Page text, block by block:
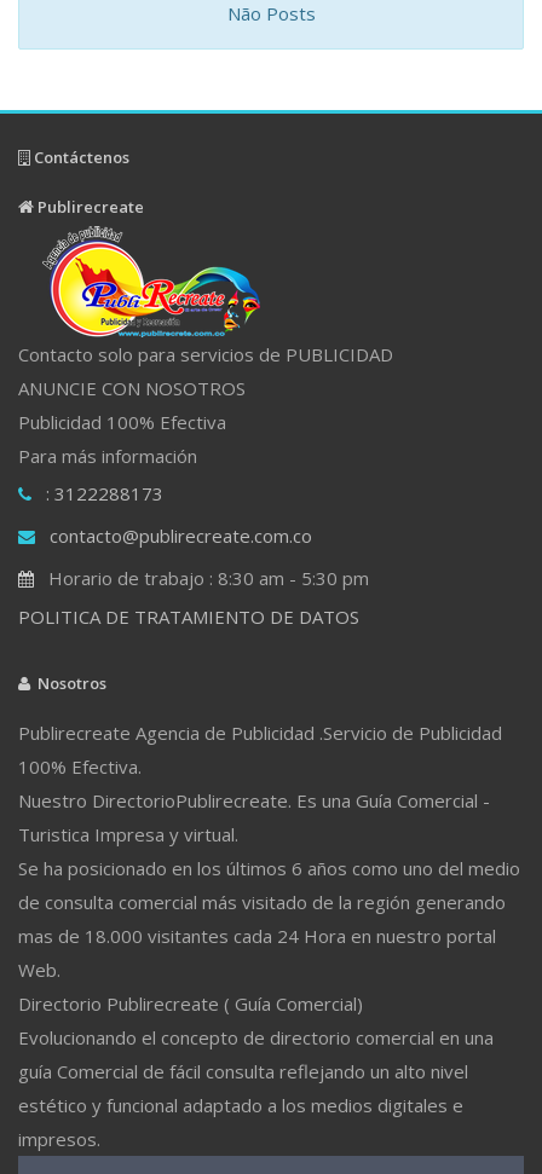
Não Posts
Contáctenos
Publirecreate
Contacto solo para servicios de PUBLICIDAD
ANUNCIE CON NOSOTROS
Publicidad 100% Efectiva
Para más información
: 3122288173
contacto@publirecreate.com.co
Horario de trabajo : 8:30 am - 5:30 pm
POLITICA DE TRATAMIENTO DE DATOS
Nosotros
Publirecreate Agencia de Publicidad .Servicio de Publicidad
100% Efectiva.
Nuestro DirectorioPublirecreate. Es una Guía Comercial -
Turistica Impresa y virtual.
Se ha posicionado en los últimos 6 años como uno del medio
de consulta comercial más visitado de la región generando
mas de 18.000 visitantes cada 24 Hora en nuestro portal
Web.
Directorio Publirecreate ( Guía Comercial)
Evolucionando el concepto de directorio comercial en una
guía Comercial de fácil consulta reflejando un alto nivel
estético y funcional adaptado a los medios digitales e
impresos.